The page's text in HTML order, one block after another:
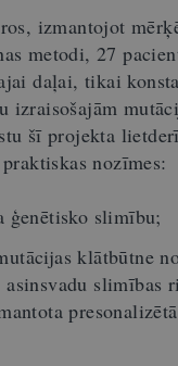
izmantojot
metodi, 27
daļai, tikai
izraisošajām
šī projekta
nozīmes:
ģenētisko slimību;
klātbūtne
asinsvadu slimības